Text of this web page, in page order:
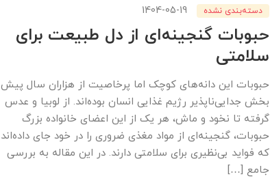
دسته‌بندی نشده 1404-05-19
حبوبات گنجینه‌ای از دل طبیعت برای
سلامتی
حبوبات این دانه‌های کوچک اما پرخاصیت از هزاران سال پیش
بخش جدایی‌ناپذیر رژیم غذایی انسان بوده‌اند. از لوبیا و عدس
گرفته تا نخود و ماش، هر یک از این اعضای خانواده بزرگ
حبوبات، گنجینه‌ای از مواد مغذی ضروری را در خود جای داده‌اند
که فواید بی‌نظیری برای سلامتی دارند. در این مقاله به بررسی
جامع […]